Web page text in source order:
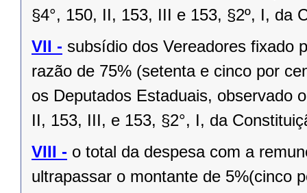
§4°, 150, II, 153, III e 153, §2º, I, da
VII - subsídio dos Vereadores fixado
razão de 75% (setenta e cinco por
os Deputados Estaduais, observado
II, 153, III, e 153, §2°, I, da
VIII - o total da despesa com a
ultrapassar o montante de 5%(cinco